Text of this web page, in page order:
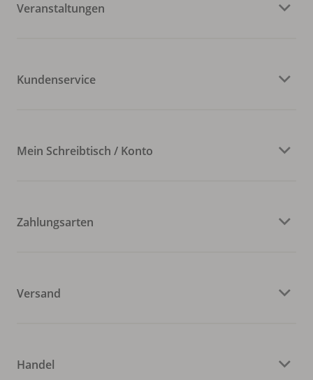
Veranstaltungen
Kundenservice
Mein Schreibtisch / Konto
Zahlungsarten
Versand
Handel